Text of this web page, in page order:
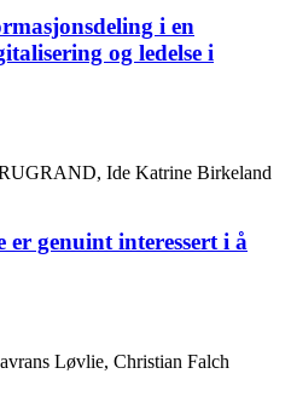
i en
og ledelse i
Ide Katrine Birkeland
genuint interessert i å
Løvlie, Christian Falch